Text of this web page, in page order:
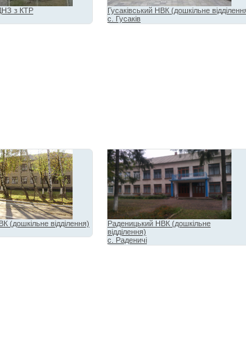
з КТР
Гусаківський НВК (дошкільне
с. Гусаків
(дошкільне відділення)
Раденицький НВК (дошкільне
відділення)
с. Раденичі